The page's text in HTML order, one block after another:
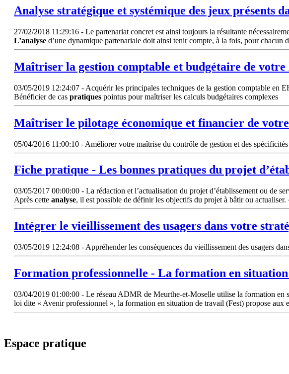
Analyse stratégique et systémique des jeux présents
27/02/2018 11:29:16 - Le partenariat concret est ainsi toujours la résultante
L’analyse d’une dynamique partenariale doit ainsi tenir compte, à la fois, pour chacun
Maîtriser la gestion comptable et budgétaire de votre
03/05/2019 12:24:07 - Acquérir les principales techniques de la gestion comptable en
Bénéficier de cas pratiques pointus pour maîtriser les calculs budgétaires complexes
Maîtriser le pilotage économique et financier de
05/04/2016 11:00:10 - Améliorer votre maîtrise du contrôle de gestion et des
Fiche pratique - Les bonnes pratiques du projet
03/05/2017 00:00:00 - La rédaction et l’actualisation du projet d’établissement ou de
Après cette analyse, il est possible de définir les objectifs du projet à bâtir ou actualiser.
Intégrer le vieillissement des usagers dans votre
03/05/2019 12:24:08 - Appréhender les conséquences du vieillissement des usagers
Formation professionnelle - La formation en
03/04/2019 01:00:00 - Le réseau ADMR de Meurthe-et-Moselle utilise la formation en
loi dite « Avenir professionnel », la formation en situation de travail (Fest) propose aux
Espace pratique